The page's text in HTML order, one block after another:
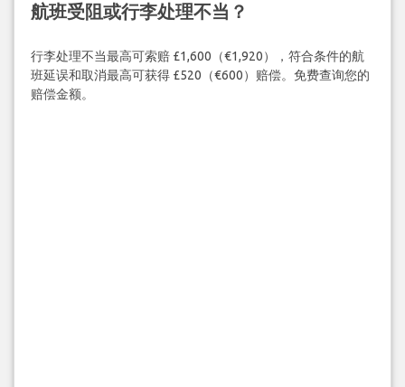
航班受阻或行李处理不当？
行李处理不当最高可索赔 £1,600（€1,920），符合条件的航
班延误和取消最高可获得 £520（€600）赔偿。免费查询您的
赔偿金额。